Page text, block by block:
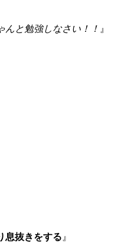
んと勉強しなさい！！ 』
息抜きをする 』